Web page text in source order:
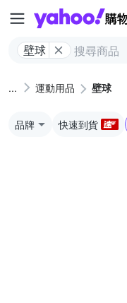
壁球
運動用品 壁球
品牌 快速到貨